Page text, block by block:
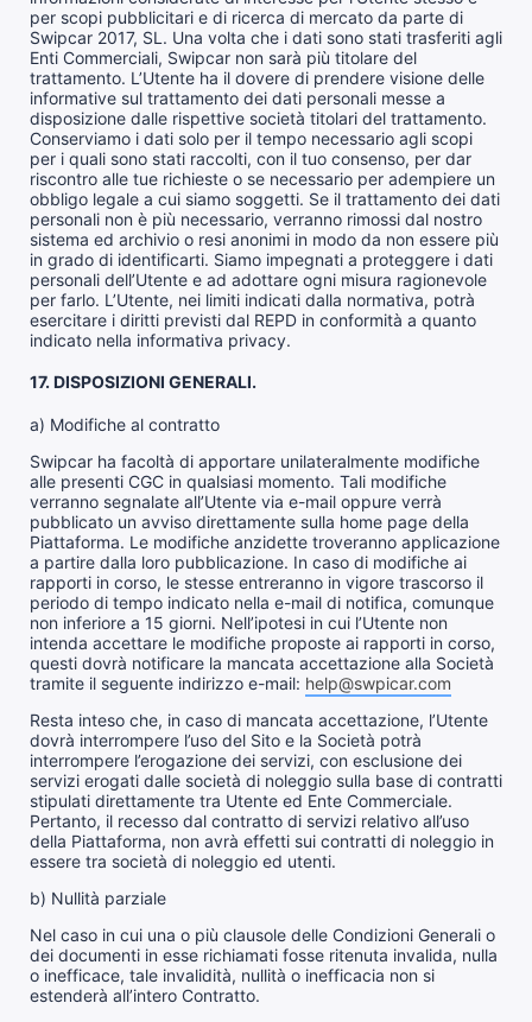
per scopi pubblicitari e di ricerca di mercato da parte di
Swipcar 2017, SL. Una volta che i dati sono stati trasferiti agli
Enti Commerciali, Swipcar non sarà più titolare del
trattamento. L’Utente ha il dovere di prendere visione delle
informative sul trattamento dei dati personali messe a
disposizione dalle rispettive società titolari del trattamento.
Conserviamo i dati solo per il tempo necessario agli scopi
per i quali sono stati raccolti, con il tuo consenso, per dar
riscontro alle tue richieste o se necessario per adempiere un
obbligo legale a cui siamo soggetti. Se il trattamento dei dati
personali non è più necessario, verranno rimossi dal nostro
sistema ed archivio o resi anonimi in modo da non essere più
in grado di identificarti. Siamo impegnati a proteggere i dati
personali dell’Utente e ad adottare ogni misura ragionevole
per farlo. L’Utente, nei limiti indicati dalla normativa, potrà
esercitare i diritti previsti dal REPD in conformità a quanto
indicato nella informativa privacy.
17. DISPOSIZIONI GENERALI.
a) Modifiche al contratto
Swipcar ha facoltà di apportare unilateralmente modifiche
alle presenti CGC in qualsiasi momento. Tali modifiche
verranno segnalate all’Utente via e-mail oppure verrà
pubblicato un avviso direttamente sulla home page della
Piattaforma. Le modifiche anzidette troveranno applicazione
a partire dalla loro pubblicazione. In caso di modifiche ai
rapporti in corso, le stesse entreranno in vigore trascorso il
periodo di tempo indicato nella e-mail di notifica, comunque
non inferiore a 15 giorni. Nell’ipotesi in cui l’Utente non
intenda accettare le modifiche proposte ai rapporti in corso,
questi dovrà notificare la mancata accettazione alla Società
tramite il seguente indirizzo e-mail: help@swpicar.com
Resta inteso che, in caso di mancata accettazione, l’Utente
dovrà interrompere l’uso del Sito e la Società potrà
interrompere l’erogazione dei servizi, con esclusione dei
servizi erogati dalle società di noleggio sulla base di contratti
stipulati direttamente tra Utente ed Ente Commerciale.
Pertanto, il recesso dal contratto di servizi relativo all’uso
della Piattaforma, non avrà effetti sui contratti di noleggio in
essere tra società di noleggio ed utenti.
b) Nullità parziale
Nel caso in cui una o più clausole delle Condizioni Generali o
dei documenti in esse richiamati fosse ritenuta invalida, nulla
o inefficace, tale invalidità, nullità o inefficacia non si
estenderà all’intero Contratto.